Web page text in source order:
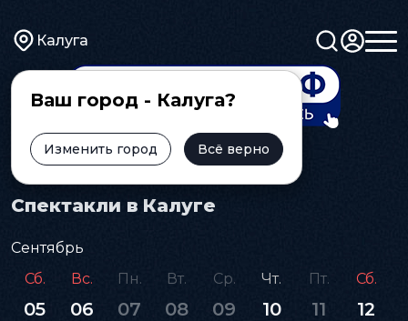
Калуга
Ваш город - Калуга?
Изменить город Всё верно
Главная Афиша Спектакль
Спектакли в Калуге
Сентябрь
Сб.
05
Вс.
06
Пн.
07
Вт.
08
Ср.
09
Чт.
10
Пт.
11
Сб.
12